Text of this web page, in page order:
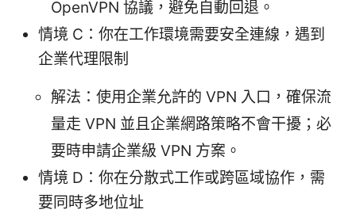
OpenVPN 協議，避免自動回退。
情境 C：你在工作環境需要安全連線，遇到
企業代理限制
解法：使用企業允許的 VPN 入口，確保流
量走 VPN 並且企業網路策略不會干擾；必
要時申請企業級 VPN 方案。
情境 D：你在分散式工作或跨區域協作，需
要同時多地位址